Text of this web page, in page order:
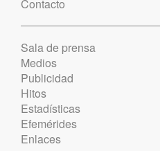
Contacto
Sala de prensa
Medios
Publicidad
Hitos
Estadísticas
Efemérides
Enlaces